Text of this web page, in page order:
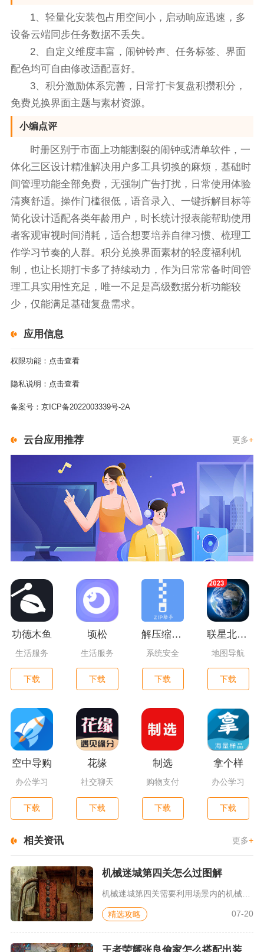
1、轻量化安装包占用空间小，启动响应迅速，多
设备云端同步任务数据不丢失。
2、自定义维度丰富，闹钟铃声、任务标签、界面
配色均可自由修改适配喜好。
3、积分激励体系完善，日常打卡复盘积攒积分，
免费兑换界面主题与素材资源。
小编点评
时册区别于市面上功能割裂的闹钟或清单软件，一
体化三区设计精准解决用户多工具切换的麻烦，基础时
间管理功能全部免费，无强制广告打扰，日常使用体验
清爽舒适。操作门槛很低，语音录入、一键拆解目标等
简化设计适配各类年龄用户，时长统计报表能帮助使用
者客观审视时间消耗，适合想要培养自律习惯、梳理工
作学习节奏的人群。积分兑换界面素材的轻度福利机
制，也让长期打卡多了持续动力，作为日常常备时间管
理工具实用性充足，唯一不足是高级数据分析功能较
少，仅能满足基础复盘需求。
应用信息
权限功能： 点击查看
隐私说明： 点击查看
备案号： 京ICP备2022003339号-2A
云台应用推荐 更多+
功德木鱼
生活服务
下载
顷松
生活服务
下载
解压缩精灵
系统安全
下载
联星北斗街景地图
地图导航
下载
空中导购
办公学习
下载
花缘
社交聊天
下载
制选
购物支付
下载
拿个样
办公学习
下载
相关资讯 更多+
机械迷城第四关怎么过图解
精选攻略 07-20
王者荣耀张良偷家怎么搭配出装铭文